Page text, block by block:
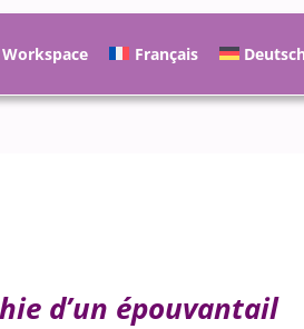
Workspace Français Deutsch
d’un épouvantail